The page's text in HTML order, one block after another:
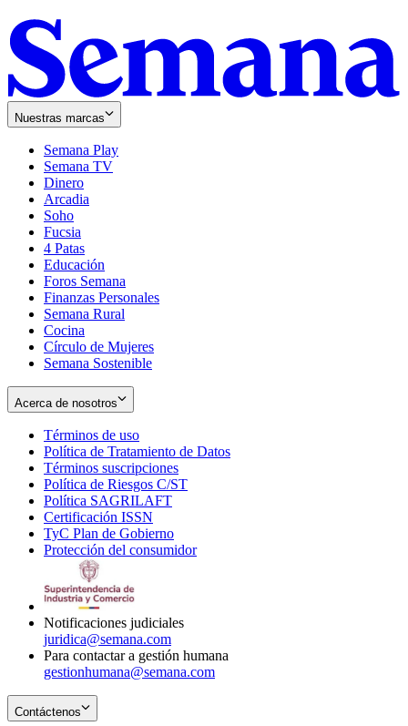
Nuestras marcas
Semana Play
Semana TV
Dinero
Arcadia
Soho
in
new
window
Fucsia
in
new
window
4 Patas
Educación
Foros Semana
Finanzas Personales
Semana Rural
Cocina
Círculo de Mujeres
Semana Sostenible
Acerca de nosotros
Términos de uso
in
new
window
Política de Tratamiento de Datos
Términos suscripciones
in
Política de Riesgos C/ST
Política SAGRILAFT
new
window
Certificación ISSN
in
new
TyC Plan de Gobierno
in
Protección del consumidorOpens
Notificaciones judiciales
juridica@semana.com
Para contactar a gestión humana
gestionhumana@semana.com
Contáctenos